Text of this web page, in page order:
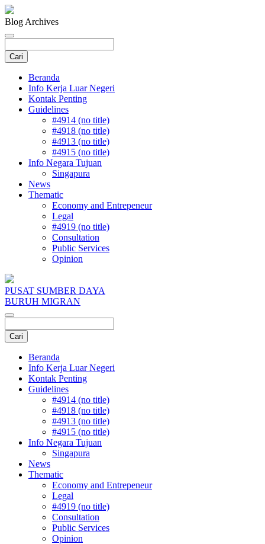
Blog Archives
Beranda
Info Kerja Luar Negeri
Kontak Penting
Guidelines
#4914 (no title)
#4918 (no title)
#4913 (no title)
#4915 (no title)
Info Negara Tujuan
Singapura
News
Thematic
Economy and Entrepeneur
Legal
#4919 (no title)
Consultation
Public Services
Opinion
PUSAT SUMBER DAYA
BURUH MIGRAN
Beranda
Info Kerja Luar Negeri
Kontak Penting
Guidelines
#4914 (no title)
#4918 (no title)
#4913 (no title)
#4915 (no title)
Info Negara Tujuan
Singapura
News
Thematic
Economy and Entrepeneur
Legal
#4919 (no title)
Consultation
Public Services
Opinion